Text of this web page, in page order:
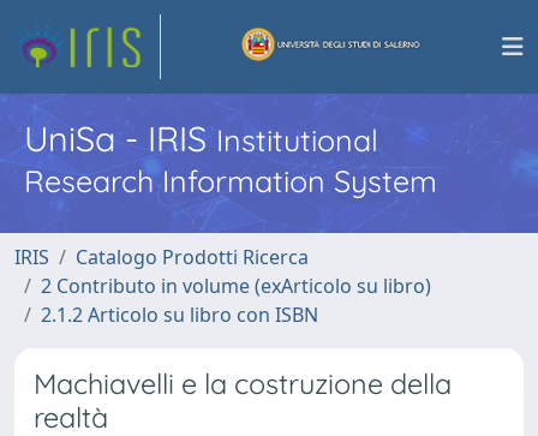
UniSa - IRISInstitutional
Research Information System
IRIS
Catalogo Prodotti Ricerca
2 Contributo in volume (exArticolo su libro)
2.1.2 Articolo su libro con ISBN
Machiavelli e la costruzione della
realtà